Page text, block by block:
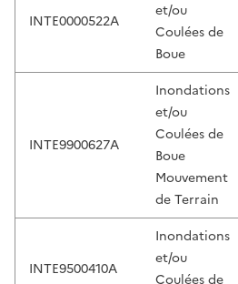
INTE0000522A
et/ou
Coulées de
Boue
INTE9900627A
Inondations
et/ou
Coulées de
Boue
Mouvement
de Terrain
INTE9500410A
Inondations
et/ou